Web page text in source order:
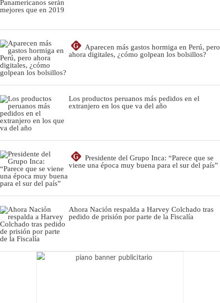
G
Aparecen más gastos hormiga en Perú, pero
ahora digitales, ¿cómo golpean los bolsillos?
Los productos peruanos más pedidos en el
extranjero en los que va del año
G
Presidente del Grupo Inca: “Parece que se
viene una época muy buena para el sur del país”
Ahora Nación respalda a Harvey Colchado tras
pedido de prisión por parte de la Fiscalía